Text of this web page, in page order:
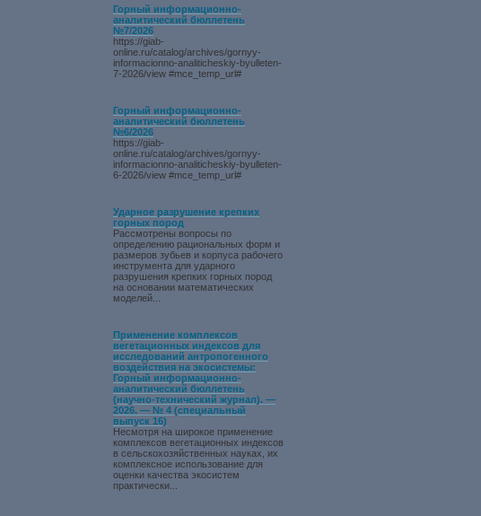
Горный информационно-
аналитический бюллетень
№7/2026
https://giab-
online.ru/catalog/archives/gornyy-
informacionno-analiticheskiy-byulleten-
7-2026/view #mce_temp_url#
Горный информационно-
аналитический бюллетень
№6/2026
https://giab-
online.ru/catalog/archives/gornyy-
informacionno-analiticheskiy-byulleten-
6-2026/view #mce_temp_url#
Ударное разрушение крепких
горных пород
Рассмотрены вопросы по
определению рациональных форм и
размеров зубьев и корпуса рабочего
инструмента для ударного
разрушения крепких горных пород
на основании математических
моделей...
Применение комплексов
вегетационных индексов для
исследований антропогенного
воздействия на экосистемы:
Горный информационно-
аналитический бюллетень
(научно-технический журнал). —
2026. — № 4 (специальный
выпуск 16)
Несмотря на широкое применение
комплексов вегетационных индексов
в сельскохозяйственных науках, их
комплексное использование для
оценки качества экосистем
практически...